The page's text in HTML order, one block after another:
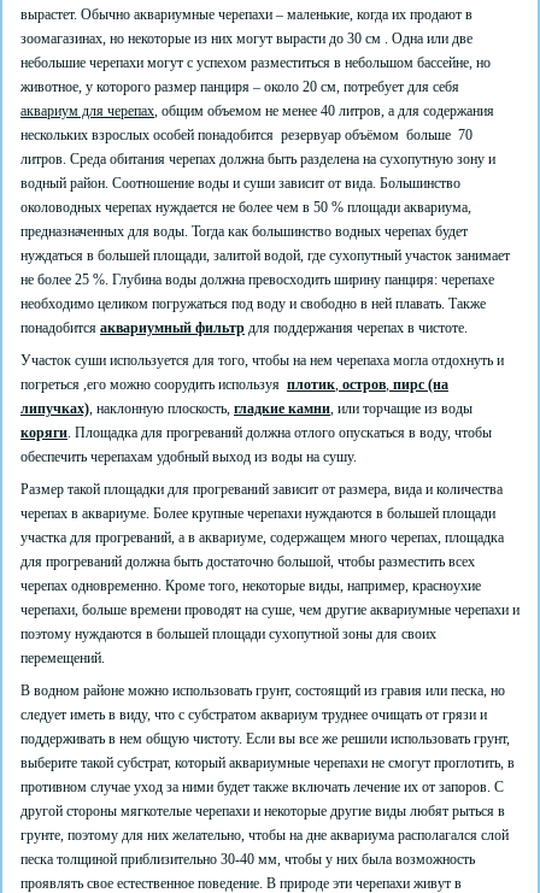
вырастет. Обычно аквариумные черепахи – маленькие, когда их продают в
зоомагазинах, но некоторые из них могут вырасти до 30 см . Одна или две
небольшие черепахи могут с успехом разместиться в небольшом бассейне, но
животное, у которого размер панциря – около 20 см, потребует для себя
аквариум для черепах, общим объемом не менее 40 литров, а для содержания
нескольких взрослых особей понадобится резервуар объёмом больше 70
литров. Среда обитания черепах должна быть разделена на сухопутную зону и
водный район. Соотношение воды и суши зависит от вида. Большинство
околоводных черепах нуждается не более чем в 50 % площади аквариума,
предназначенных для воды. Тогда как большинство водных черепах будет
нуждаться в большей площади, залитой водой, где сухопутный участок занимает
не более 25 %. Глубина воды должна превосходить ширину панциря: черепахе
необходимо целиком погружаться под воду и свободно в ней плавать. Также
понадобится аквариумный фильтр для поддержания черепах в чистоте.
Участок суши используется для того, чтобы на нем черепаха могла отдохнуть и
погреться ,его можно соорудить используя плотик, остров, пирс (на
липучках), наклонную плоскость, гладкие камни, или торчащие из воды
коряги. Площадка для прогреваний должна отлого опускаться в воду, чтобы
обеспечить черепахам удобный выход из воды на сушу.
Размер такой площадки для прогреваний зависит от размера, вида и количества
черепах в аквариуме. Более крупные черепахи нуждаются в большей площади
участка для прогреваний, а в аквариуме, содержащем много черепах, площадка
для прогреваний должна быть достаточно большой, чтобы разместить всех
черепах одновременно. Кроме того, некоторые виды, например, красноухие
черепахи, больше времени проводят на суше, чем другие аквариумные черепахи и
поэтому нуждаются в большей площади сухопутной зоны для своих
перемещений.
В водном районе можно использовать грунт, состоящий из гравия или песка, но
следует иметь в виду, что с субстратом аквариум труднее очищать от грязи и
поддерживать в нем общую чистоту. Если вы все же решили использовать грунт,
выберите такой субстрат, который аквариумные черепахи не смогут проглотить, в
противном случае уход за ними будет также включать лечение их от запоров. С
другой стороны мягкотелые черепахи и некоторые другие виды любят рыться в
грунте, поэтому для них желательно, чтобы на дне аквариума располагался слой
песка толщиной приблизительно 30-40 мм, чтобы у них была возможность
проявлять свое естественное поведение. В природе эти черепахи живут в